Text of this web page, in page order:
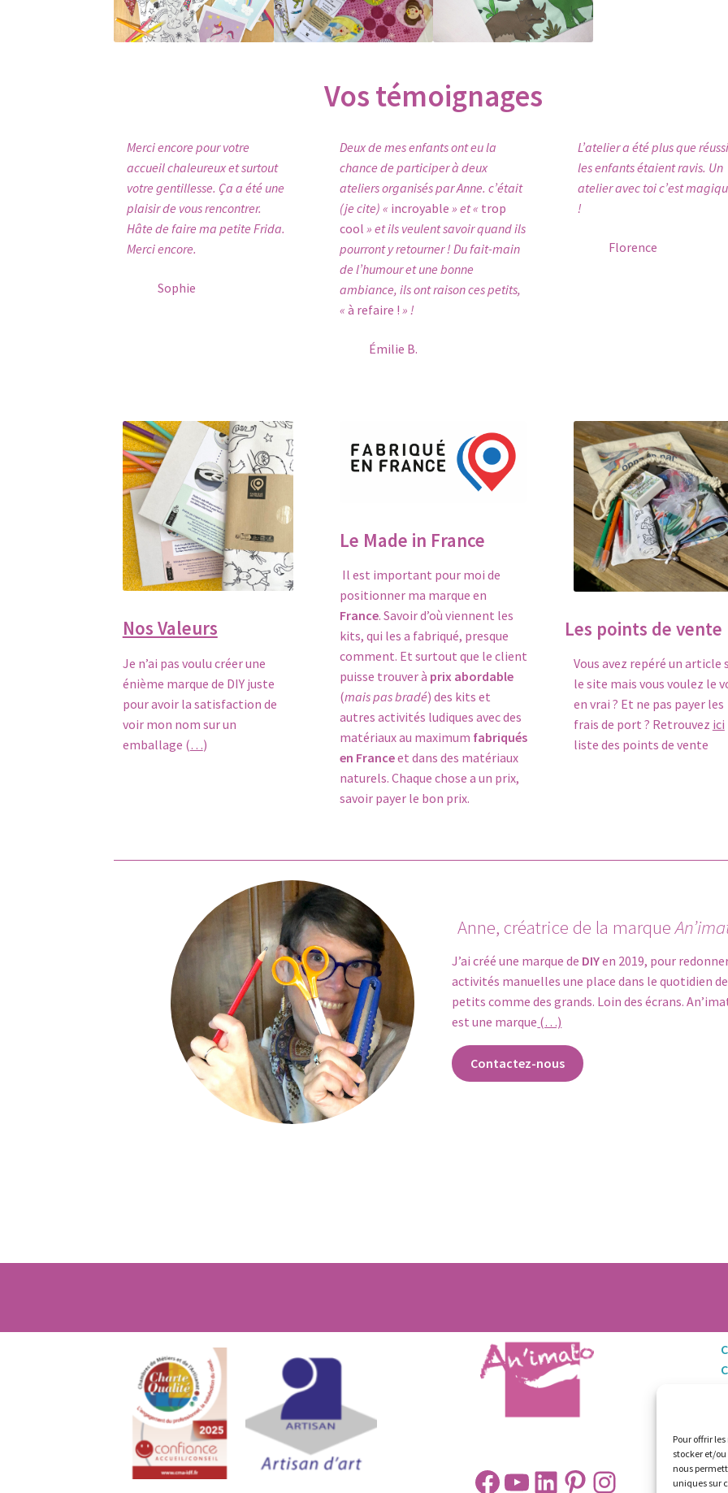
Pour offrir
stocker et/
nous
uniques sur
Vos témoignages
Merci encore pour votre
accueil chaleureux et surtout
votre gentillesse. Ça a été une
plaisir de vous rencontrer.
Hâte de faire ma petite Frida.
Merci encore.
Sophie
Deux de mes enfants ont eu la
chance de participer à deux
ateliers organisés par Anne. c’était
(je cite) « incroyable » et « trop
cool » et ils veulent savoir quand ils
pourront y retourner ! Du fait-main
de l’humour et une bonne
ambiance, ils ont raison ces petits,
« à refaire ! » !
Émilie B.
L’atelier a été plus que
les enfants étaient ravis. Un
atelier avec toi c’est
!
Florence
Nos Valeurs
Je n’ai pas voulu créer une
énième marque de DIY juste
pour avoir la satisfaction de
voir mon nom sur un
emballage (…)
Le Made in France
Il est important pour moi de
positionner ma marque en
France. Savoir d’où viennent les
kits, qui les a fabriqué, presque
comment. Et surtout que le client
puisse trouver à prix abordable
(mais pas bradé) des kits et
autres activités ludiques avec des
matériaux au maximum fabriqués
en Franceet dans des matériaux
naturels. Chaque chose a un prix,
savoir payer le bon prix.
Les points de vente
Vous avez repéré un article
le site mais vous voulez le
en vrai ? Et ne pas payer les
frais de port ? Retrouvez ici
liste des points de vente
Anne, créatrice de la marque
J’ai créé une marque de DIYen 2019, pour
activités manuelles une place dans le quotidien
petits comme des grands. Loin des écrans.
est une marque (…)
Contactez-nous
Facebook
YouTube
LinkedIn
Pinterest
Instagram